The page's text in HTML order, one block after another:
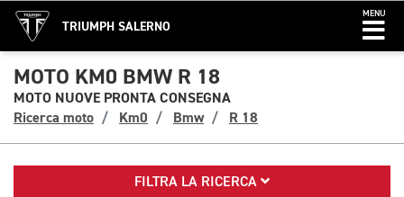
TRIUMPH SALERNO
MENU
MOTO KM0 BMW R 18
MOTO NUOVE PRONTA CONSEGNA
Ricerca moto
Km0 Bmw R 18
FILTRA LA RICERCA